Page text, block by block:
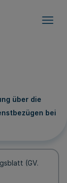
über die
bei
(GV.